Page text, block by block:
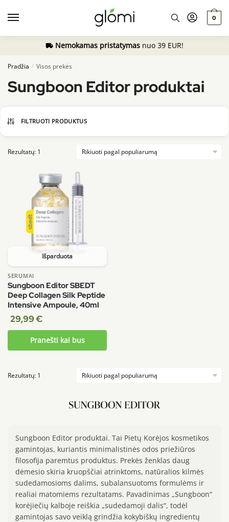
0
Nemokamas pristatymas nuo 39 EUR!
Pradžia / Visos prekės
Sungboon Editor produktai
FILTRUOTI PRODUKTUS
Rezultatų: 1
Išparduota
SERUMAI
Sungboon Editor SBEDT
Deep Collagen Silk Peptide
Intensive Ampoule, 40ml
29,99€
Pranešti kai bus
Rezultatų: 1
Sungboon Editor produktai. Tai Pietų Korėjos kosmetikos
gamintojas, kuriantis minimalistinės odos priežiūros
filosofija paremtus produktus. Prekės ženklas daug
dėmesio skiria kruopščiai atrinktoms, natūralios kilmės
sudedamosioms dalims, subalansuotoms formulėms ir
realiai matomiems rezultatams. Pavadinimas „Sungboon“
korėjiečių kalboje reiškia „sudedamoji dalis“, todėl
gamintojas savo veiklą grindžia kokybiškų ingredientų